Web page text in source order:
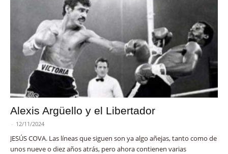
Alexis Argüello y el Libertador
- 12/11/2024
JESÚS COVA. Las líneas que siguen son ya algo añejas, tanto como de
unos nueve o diez años atrás, pero ahora contienen varias